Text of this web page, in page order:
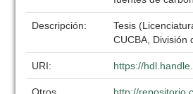
Descripción:
Tesis
CUCBA, División
URI: https://